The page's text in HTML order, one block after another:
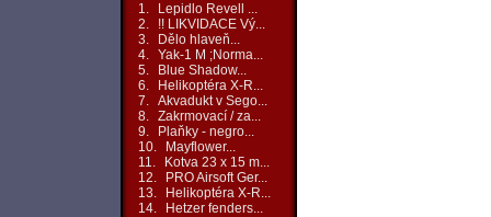
1.
Lepidlo Revell ...
2.
!! LIKVIDACE Vý...
3.
Dělo hlaveň...
4. Yak-1 M ;Norma...
5.
Blue Shadow...
6.
Helikoptéra X-R...
7. Akvadukt v Sego...
8. Zakrmovací / za...
9.
Plaňky - negro...
10.
Mayflower...
11.
Kotva 23 x 15 m...
12.
PRO Airsoft Ger...
13.
Helikoptéra X-R...
14.
Hetzer fenders...